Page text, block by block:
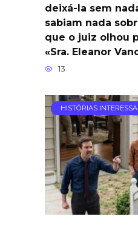
deixá-la sem
sabiam nada
que o juiz olhou
«Sra. Eleanor
13
HISTÓRIAS